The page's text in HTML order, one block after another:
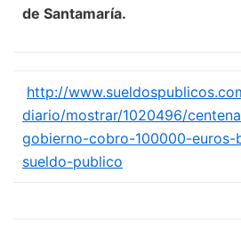
de Santamaría.
http://
diario/mostrar/1020496/
gobierno-cobro-100000-
sueldo-publico